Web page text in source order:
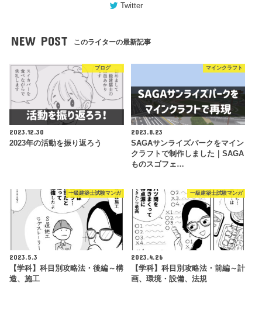
Twitter
NEW POST このライターの最新記事
ブログ
2023.12.30
2023年の活動を振り返ろう
マインクラフト
2023.8.23
SAGAサンライズパークをマイン
クラフトで制作しました｜SAGA
ものスゴフェ…
一級建築士試験マンガ
2023.5.3
【学科】科目別攻略法・後編～構
造、施工
一級建築士試験マンガ
2023.4.26
【学科】科目別攻略法・前編～計
画、環境・設備、法規